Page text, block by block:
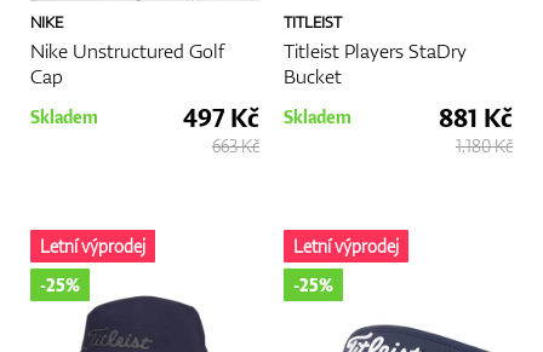
NIKE
Nike Unstructured Golf
Cap
Skladem 497 Kč
663 Kč
TITLEIST
Titleist Players StaDry
Bucket
Skladem 881 Kč
1.180 Kč
Letní výprodej
-25%
Letní výprodej
-25%